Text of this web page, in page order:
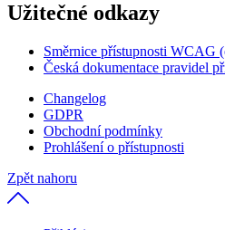
Užitečné odkazy
Směrnice přístupnosti WCAG
Česká dokumentace pravidel
Changelog
GDPR
Obchodní podmínky
Prohlášení o přístupnosti
Zpět nahoru